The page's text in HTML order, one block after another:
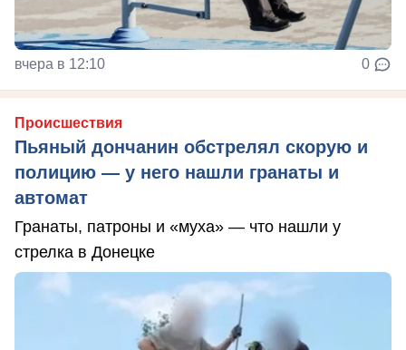
вчера в 12:10 0
Происшествия
Пьяный дончанин обстрелял скорую и
полицию — у него нашли гранаты и
автомат
Гранаты, патроны и «муха» — что нашли у
стрелка в Донецке